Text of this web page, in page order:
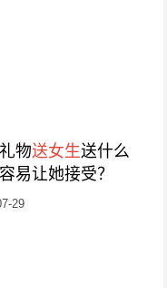
物送女生送什么
易让她接受？
29